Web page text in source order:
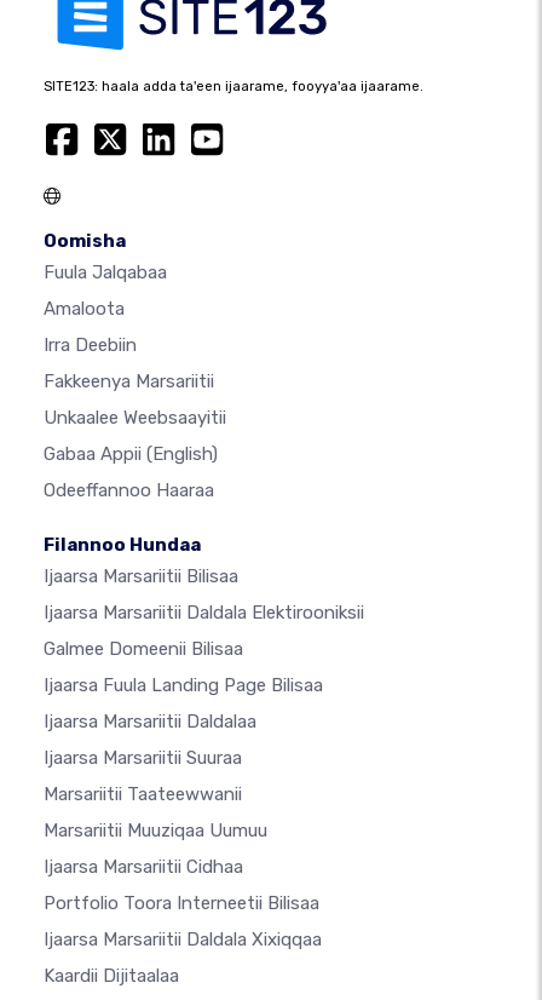
SITE123: haala adda ta'een ijaarame, fooyya'aa ijaarame.
Oomisha
Fuula Jalqabaa
Amaloota
Irra Deebiin
Fakkeenya Marsariitii
Unkaalee Weebsaayitii
Gabaa Appii (English)
Odeeffannoo Haaraa
Filannoo Hundaa
Ijaarsa Marsariitii Bilisaa
Ijaarsa Marsariitii Daldala Elektirooniksii
Galmee Domeenii Bilisaa
Ijaarsa Fuula Landing Page Bilisaa
Ijaarsa Marsariitii Daldalaa
Ijaarsa Marsariitii Suuraa
Marsariitii Taateewwanii
Marsariitii Muuziqaa Uumuu
Ijaarsa Marsariitii Cidhaa
Portfolio Toora Interneetii Bilisaa
Ijaarsa Marsariitii Daldala Xixiqqaa
Kaardii Dijitaalaa